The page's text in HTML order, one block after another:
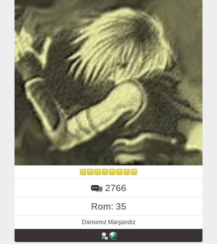
2766
Rom: 35
Dansımız Marşandiz